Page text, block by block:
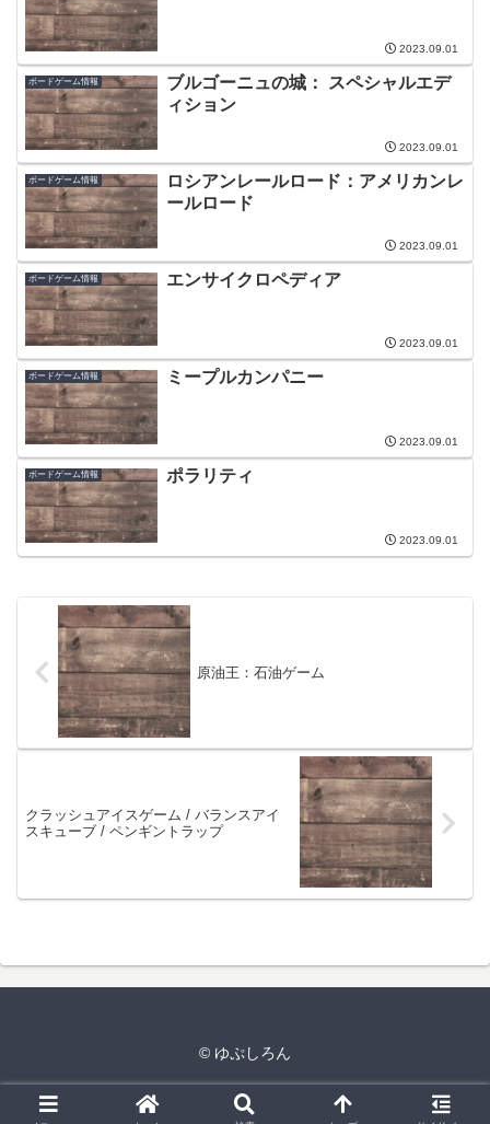
2023.09.01
ボードゲーム情報
ブルゴーニュの城： スペシャルエデ
ィション
2023.09.01
ボードゲーム情報
ロシアンレールロード：アメリカンレ
ールロード
2023.09.01
ボードゲーム情報 エンサイクロペディア
2023.09.01
ボードゲーム情報 ミープルカンパニー
2023.09.01
ボードゲーム情報 ポラリティ
2023.09.01
原油王：石油ゲーム
クラッシュアイスゲーム / バランスアイ
スキューブ / ペンギントラップ
© ゆぷしろん